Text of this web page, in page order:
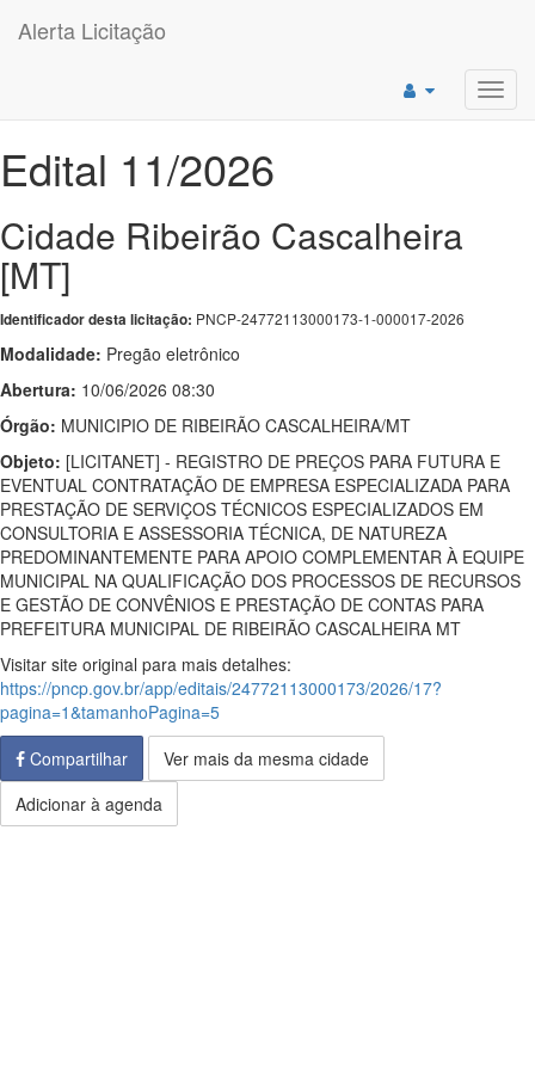
Alerta Licitação
Edital 11/2026
Cidade Ribeirão Cascalheira
[MT]
Identificador desta licitação: PNCP-24772113000173-1-000017-2026
Modalidade: Pregão eletrônico
Abertura: 10/06/2026 08:30
Órgão: MUNICIPIO DE RIBEIRÃO CASCALHEIRA/MT
Objeto: [LICITANET] - REGISTRO DE PREÇOS PARA FUTURA E
EVENTUAL CONTRATAÇÃO DE EMPRESA ESPECIALIZADA PARA
PRESTAÇÃO DE SERVIÇOS TÉCNICOS ESPECIALIZADOS EM
CONSULTORIA E ASSESSORIA TÉCNICA, DE NATUREZA
PREDOMINANTEMENTE PARA APOIO COMPLEMENTAR À EQUIPE
MUNICIPAL NA QUALIFICAÇÃO DOS PROCESSOS DE RECURSOS
E GESTÃO DE CONVÊNIOS E PRESTAÇÃO DE CONTAS PARA
PREFEITURA MUNICIPAL DE RIBEIRÃO CASCALHEIRA MT
Visitar site original para mais detalhes:
https://pncp.gov.br/app/editais/24772113000173/2026/17?
pagina=1&tamanhoPagina=5
Compartilhar
Ver mais da mesma cidade
Adicionar à agenda